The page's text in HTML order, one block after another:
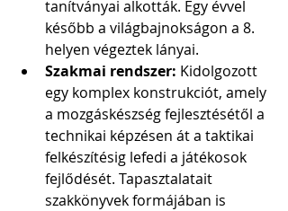
tanítványai alkották. Egy évvel
később a világbajnokságon a 8.
helyen végeztek lányai.
Szakmai rendszer: Kidolgozott
egy komplex konstrukciót, amely
a mozgáskészség fejlesztésétől a
technikai képzésen át a taktikai
felkészítésig lefedi a játékosok
fejlődését. Tapasztalatait
szakkönyvek formájában is